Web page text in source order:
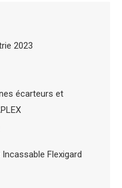
2023
écarteurs et
Flexigard